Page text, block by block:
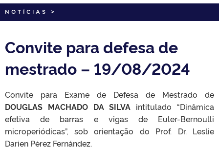
TELEFONES
NOTÍCIAS >
Convite para defesa de
mestrado – 19/08/2024
Convite para Exame de Defesa de Mestrado de
DOUGLAS MACHADO DA SILVA intitulado “Dinâmica
efetiva de barras e vigas de Euler-Bernoulli
microperiódicas”, sob orientação do Prof. Dr. Leslie
Darien Pérez Fernández.